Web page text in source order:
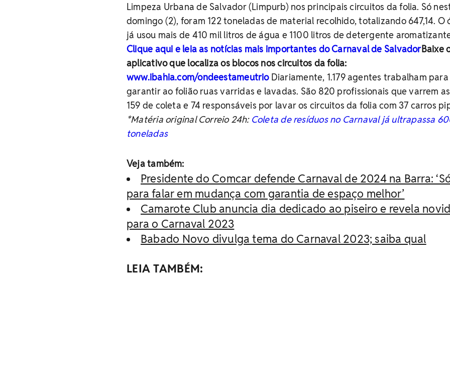
Limpeza Urbana de Salvador (Limpurb) nos principais circuitos da folia. Só
domingo (2), foram 122 toneladas de material recolhido, totalizando 647,14. O
já usou mais de 410 mil litros de água e 1100 litros de detergente
Clique aqui e leia as notícias mais importantes do Carnaval de SalvadorBaixe
aplicativo que localiza os blocos nos circuitos da folia:
www.ibahia.com/ondeestameutrioDiariamente, 1.179 agentes trabalham para
garantir ao folião ruas varridas e lavadas. São 820 profissionais que varrem
159 de coleta e 74 responsáveis por lavar os circuitos da folia com 37 carros
*Matéria original Correio 24h: Coleta de resíduos no Carnaval já ultrapassa
toneladas
Veja também:
Presidente do Comcar defende Carnaval de 2024 na Barra:
para falar em mudança com garantia de espaço melhor’
Camarote Club anuncia dia dedicado ao piseiro e revela
para o Carnaval 2023
Babado Novo divulga tema do Carnaval 2023; saiba qual
LEIA TAMBÉM: